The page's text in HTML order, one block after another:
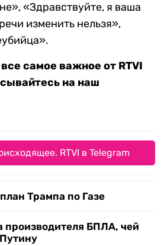
«Здравствуйте, я ваша
изменить нельзя»,
самое важное от RTVI
на наш
RTVI в Telegram
Трампа по Газе
производителя БПЛА, чей